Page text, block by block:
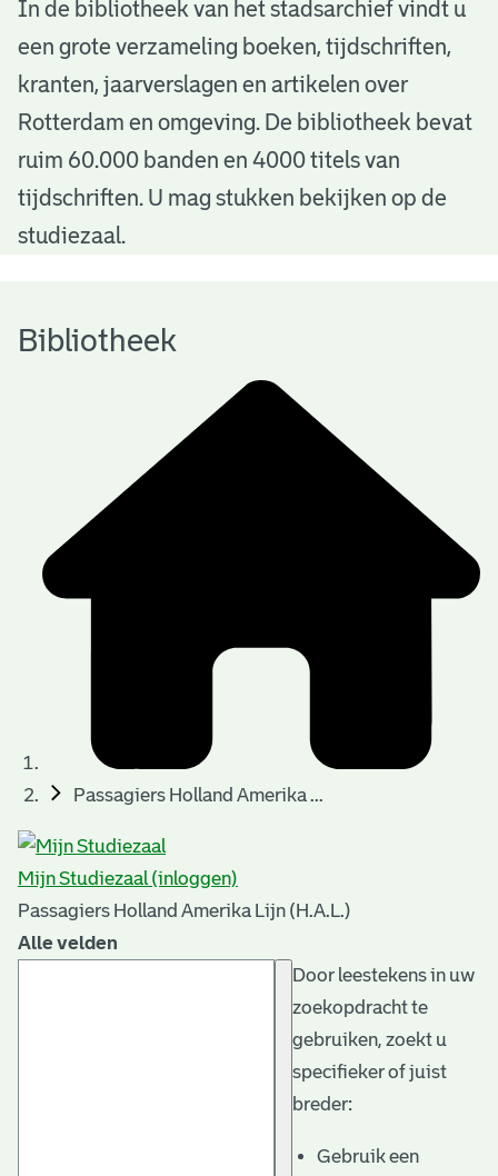
B
b
o
h
In de bibliotheek van het stadsarchief vindt u
een grote verzameling boeken, tijdschriften,
kranten, jaarverslagen en artikelen over
Rotterdam en omgeving. De bibliotheek bevat
ruim 60.000 banden en 4000 titels van
tijdschriften. U mag stukken bekijken op de
studiezaal.
Bibliotheek
Passagiers Holland Amerika ...
Mijn Studiezaal (inloggen)
Passagiers Holland Amerika Lijn (H.A.L.)
Alle velden
Door leestekens in uw
zoekopdracht te
gebruiken, zoekt u
specifieker of juist
breder:
Gebruik een